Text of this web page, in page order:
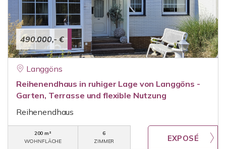
490.000,- €
Langgöns
Reihenendhaus in ruhiger Lage von Langgöns -
Garten, Terrasse und flexible Nutzung
Reihenendhaus
200 m²
WOHNFLÄCHE
6
ZIMMER